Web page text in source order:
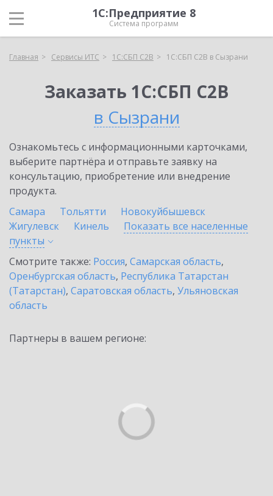
1С:Предприятие 8
Система программ
Главная Сервисы ИТС 1С:СБП C2B 1С:СБП C2B в Сызрани
Заказать 1С:СБП C2B
в Сызрани
Ознакомьтесь с информационными карточками,
выберите партнёра и отправьте заявку на
консультацию, приобретение или внедрение
продукта.
Самара
Тольятти
Новокуйбышевск
Жигулевск
Кинель
Показать все населенные
пункты
Смотрите также: Россия, Самарская область,
Оренбургская область, Республика Татарстан
(Татарстан), Саратовская область, Ульяновская
область
Партнеры в вашем регионе: